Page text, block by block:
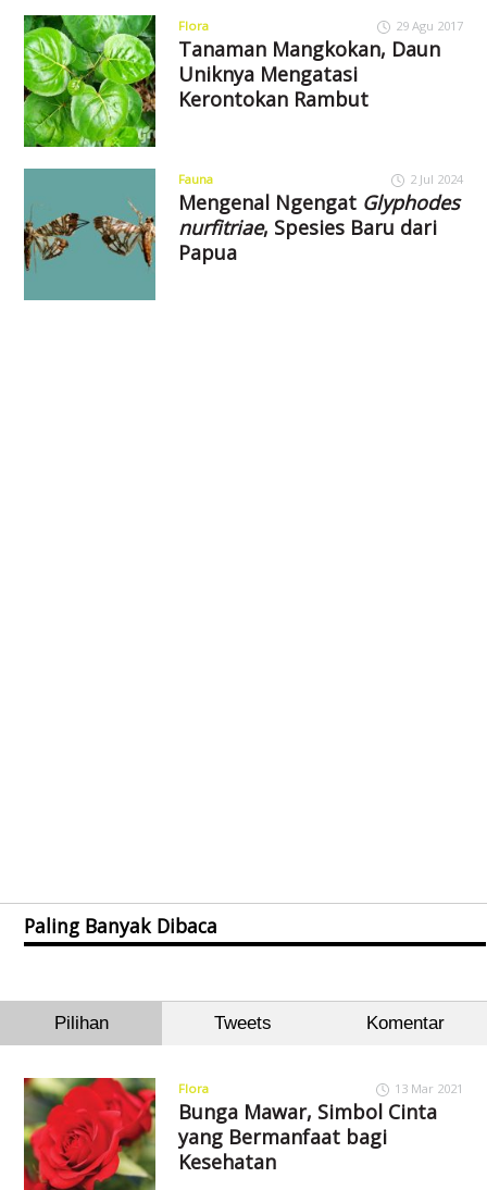
Flora 29 Agu 2017
Tanaman Mangkokan, Daun
Uniknya Mengatasi
Kerontokan Rambut
Fauna 2 Jul 2024
Mengenal Ngengat Glyphodes
nurfitriae, Spesies Baru dari
Papua
Paling Banyak Dibaca
Pilihan Tweets Komentar
Flora 13 Mar 2021
Bunga Mawar, Simbol Cinta
yang Bermanfaat bagi
Kesehatan